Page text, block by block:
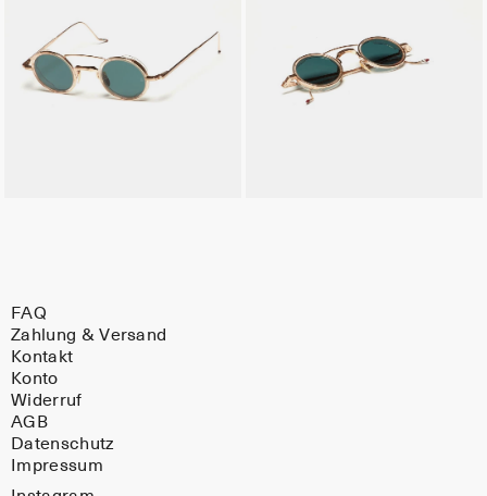
FAQ
Zahlung & Versand
Kontakt
Konto
Widerruf
AGB
Datenschutz
Impressum